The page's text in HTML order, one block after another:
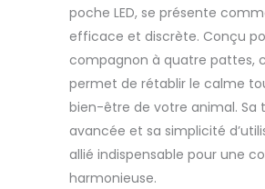
poche LED, se présente
efficace et discrète. Conçu
compagnon à quatre pattes,
permet de rétablir le calme
bien-être de votre animal. Sa
avancée et sa simplicité
allié indispensable pour une
harmonieuse.